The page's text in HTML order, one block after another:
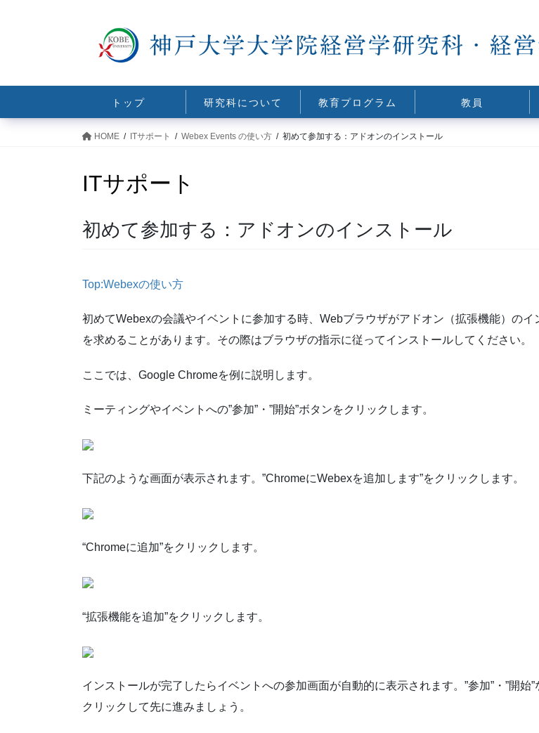
トップ 研究科について 教育プログラム 教員
HOME ITサポート Webex Events の使い方 初めて参加する：アドオンのインストール
ITサポート
初めて参加する：アドオンのインストール
Top:Webexの使い方
初めてWebexの会議やイベントに参加する時、Webブラウザがアドオン（拡張機能）のイ
を求めることがあります。その際はブラウザの指示に従ってインストールしてください。
ここでは、Google Chromeを例に説明します。
ミーティングやイベントへの”参加”・”開始”ボタンをクリックします。
下記のような画面が表示されます。”ChromeにWebexを追加します”をクリックします。
“Chromeに追加”をクリックします。
“拡張機能を追加”をクリックします。
インストールが完了したらイベントへの参加画面が自動的に表示されます。”参加”・”開始”
クリックして先に進みましょう。